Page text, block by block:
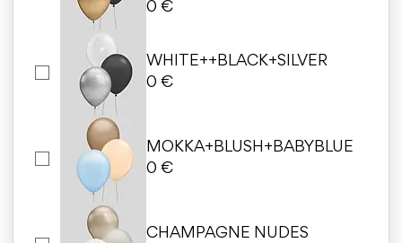
0 €
WHITE++BLACK+SILVER
0 €
MOKKA+BLUSH+BABYBLUE
0 €
CHAMPAGNE NUDES